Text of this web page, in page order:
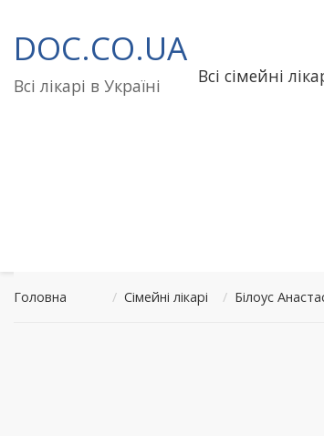
до
вмісту
DOC.CO.UA
Всі лікарі в Україні Всі сімейні
Головна / Сімейні лікарі / Білоус